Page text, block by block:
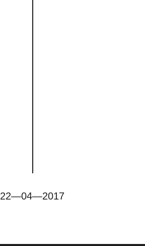
22—04—2017